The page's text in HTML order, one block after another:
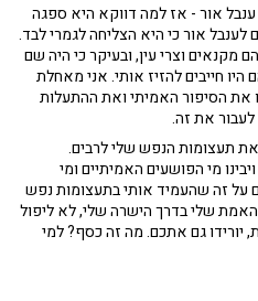
אור - אז למה דווקא היא ספגה
אור כי היא הצליחה לגמרי לבד.
מקנאים וצרי עין, ובעיקר כי היה שם
חייבים להזיז אותי. אני מאחלת
הסיפור האמיתי ואת ההתעלות
את זה.
תעצומות הנפש שלי לרבים.
מי הפושעים האמיתיים ומי
על זה שהעמיד אותי בתעצומות נפש
שלי בדרך הישרה שלי, לא ליפול
יורידו גם אתכם. מה זה כסף? למי